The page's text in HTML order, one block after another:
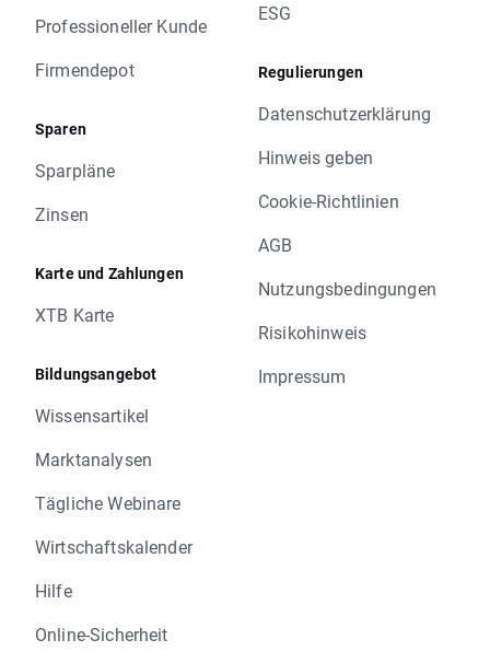
Professioneller Kunde
Firmendepot
Sparen
Sparpläne
Zinsen
Karte und Zahlungen
XTB Karte
Bildungsangebot
Wissensartikel
Marktanalysen
Tägliche Webinare
Wirtschaftskalender
Hilfe
Online-Sicherheit
ESG
Regulierungen
Datenschutzerklärung
Hinweis geben
Cookie-Richtlinien
AGB
Nutzungsbedingungen
Risikohinweis
Impressum